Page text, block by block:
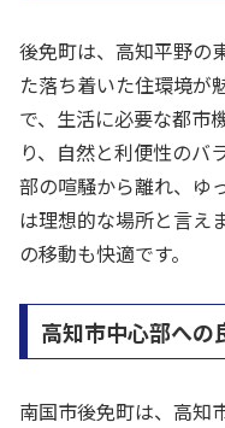
後免町は、高知平野の
た落ち着いた住環境が
で、生活に必要な都市
り、自然と利便性のバ
部の喧騒から離れ、ゆ
は理想的な場所と言え
の移動も快適です。
高知市中心部への
南国市後免町は、高知